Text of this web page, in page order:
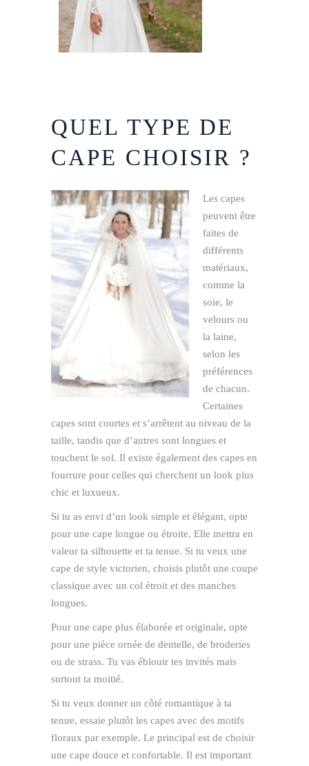
QUEL TYPE DE
CAPE CHOISIR ?
Les capes
peuvent être
faites de
différents
matériaux,
comme la
soie, le
velours ou
la laine,
selon les
préférences
de chacun.
Certaines
capes sont courtes et s’arrêtent au niveau de la
taille, tandis que d’autres sont longues et
touchent le sol. Il existe également des capes en
fourrure pour celles qui cherchent un look plus
chic et luxueux.
Si tu as envi d’un look simple et élégant, opte
pour une cape longue ou étroite. Elle mettra en
valeur ta silhouette et ta tenue. Si tu veux une
cape de style victorien, choisis plutôt une coupe
classique avec un col étroit et des manches
longues.
Pour une cape plus élaborée et originale, opte
pour une pièce ornée de dentelle, de broderies
ou de strass. Tu vas éblouir tes invités mais
surtout ta moitié.
Si tu veux donner un côté romantique à ta
tenue, essaie plutôt les capes avec des motifs
floraux par exemple. Le principal est de choisir
une cape douce et confortable. Il est important